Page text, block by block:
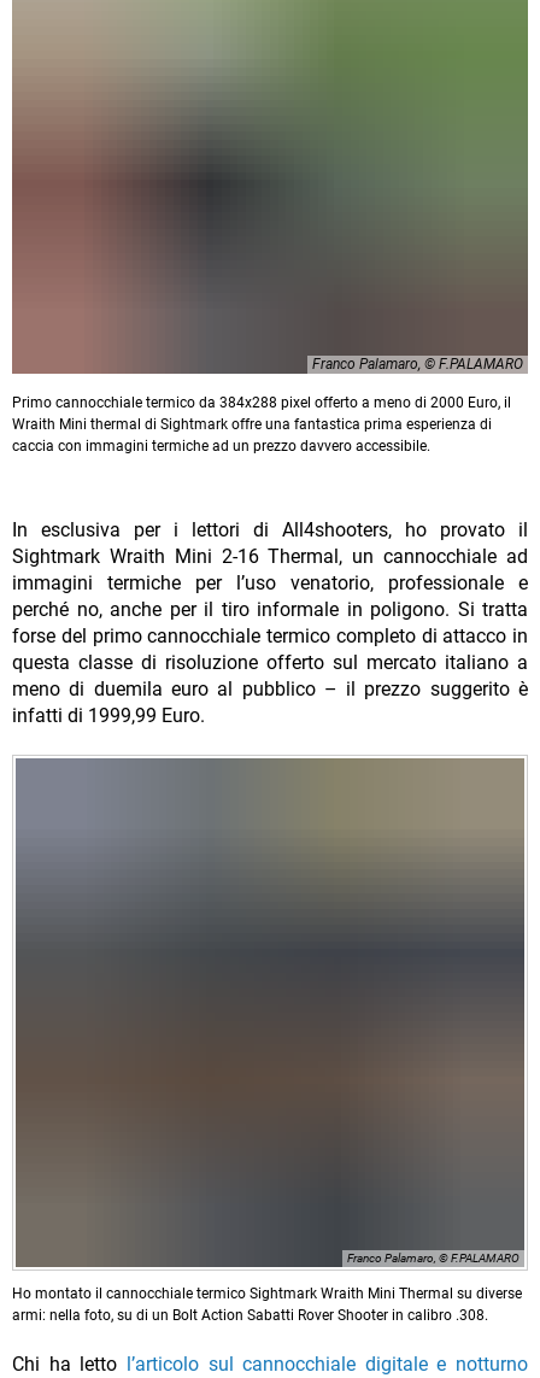
Franco Palamaro, © F.PALAMARO
Primo cannocchiale termico da 384x288 pixel offerto a meno di 2000 Euro, il
Wraith Mini thermal di Sightmark offre una fantastica prima esperienza di
caccia con immagini termiche ad un prezzo davvero accessibile.
In esclusiva per i lettori di All4shooters, ho provato il
Sightmark Wraith Mini 2-16 Thermal, un cannocchiale ad
immagini termiche per l’uso venatorio, professionale e
perché no, anche per il tiro informale in poligono. Si tratta
forse del primo cannocchiale termico completo di attacco in
questa classe di risoluzione offerto sul mercato italiano a
meno di duemila euro al pubblico – il prezzo suggerito è
infatti di 1999,99 Euro.
Franco Palamaro, © F.PALAMARO
Ho montato il cannocchiale termico Sightmark Wraith Mini Thermal su diverse
armi: nella foto, su di un Bolt Action Sabatti Rover Shooter in calibro .308.
Chi ha letto
l’articolo sul cannocchiale digitale e notturno